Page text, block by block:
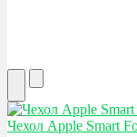
Чехол Apple Smart